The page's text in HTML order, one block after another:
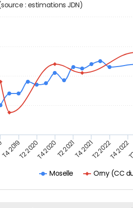
au m2 (source : estimations JDN)
Moselle Orny (CC
T4 2019T2 2020T4 2020T2 2021T4 2021T2 2022T4 2022